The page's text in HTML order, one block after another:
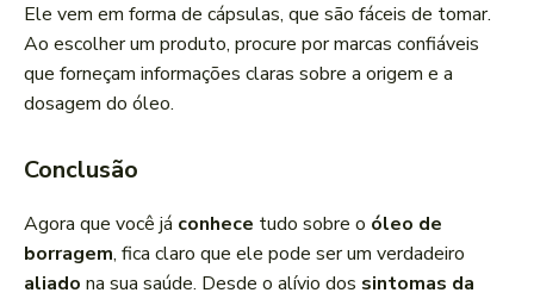
Ele vem em forma de cápsulas, que são fáceis de tomar.
Ao escolher um produto, procure por marcas confiáveis
que forneçam informações claras sobre a origem e a
dosagem do óleo.
Conclusão
Agora que você já conhece tudo sobre o óleo de
borragem, fica claro que ele pode ser um verdadeiro
aliado na sua saúde. Desde o alívio dos sintomas da